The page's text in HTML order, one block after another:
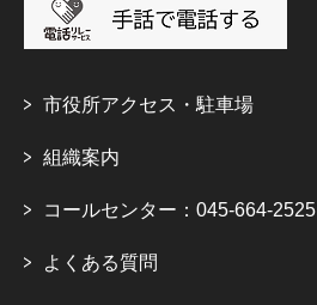
市役所アクセス・駐車場
組織案内
コールセンター：045-664-2525
よくある質問